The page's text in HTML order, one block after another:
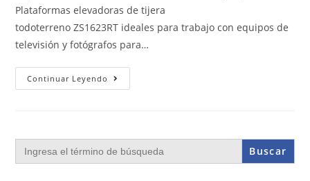
Plataformas elevadoras de tijera
todoterreno ZS1623RT ideales para trabajo con equipos de
televisión y fotógrafos para…
Continuar Leyendo
Buscar: